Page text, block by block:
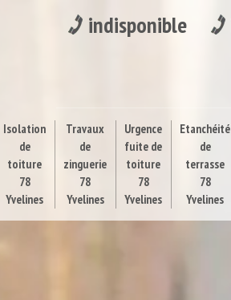
indisponible
Isolation
de
toiture
78
Yvelines
Travaux
de
zinguerie
78
Yvelines
Urgence
fuite de
toiture
78
Yvelines
Etanchéité
de
terrasse
78
Yvelines